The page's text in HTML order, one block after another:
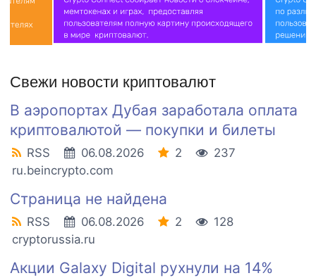
Свежи новости криптовалют
В аэропортах Дубая заработала оплата
криптовалютой — покупки и билеты
RSS 06.08.2026 2
237
ru.beincrypto.com
Страница не найдена
RSS 06.08.2026 2
128
cryptorussia.ru
Акции Galaxy Digital рухнули на 14%